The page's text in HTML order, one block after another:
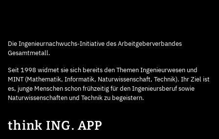
Die Ingenieurnachwuchs-Initiative des Arbeitgeberverbandes
Gesamtmetall.
Seit 1998 widmet sie sich bereits den Themen Ingenieurwesen und
MINT (Mathematik, Informatik, Naturwissenschaft, Technik). Ihr Ziel ist
es, junge Menschen schon frühzeitig für den Ingenieursberuf sowie
Naturwissenschaften und Technik zu begeistern.
think ING. APP